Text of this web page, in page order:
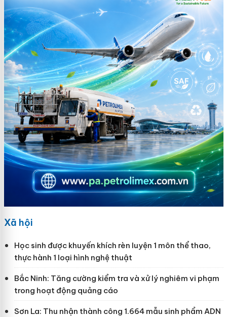
Xã hội
Học sinh được khuyến khích rèn luyện 1 môn thể thao,
thực hành 1 loại hình nghệ thuật
Bắc Ninh: Tăng cường kiểm tra và xử lý nghiêm vi phạm
trong hoạt động quảng cáo
Sơn La: Thu nhận thành công 1.664 mẫu sinh phẩm ADN